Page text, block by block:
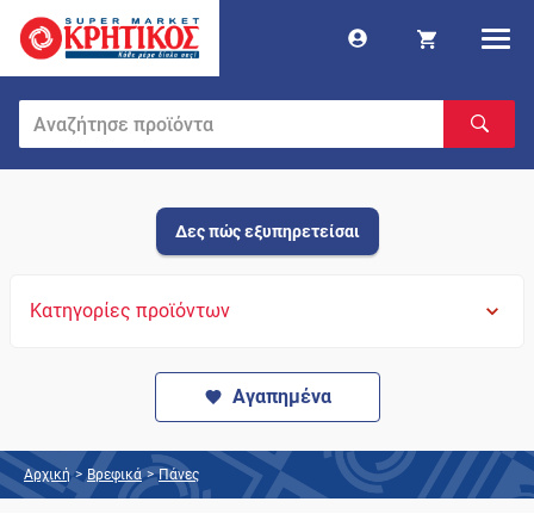
Δες πώς εξυπηρετείσαι
Κατηγορίες προϊόντων
Αγαπημένα
Αρχική > Βρεφικά > Πάνες